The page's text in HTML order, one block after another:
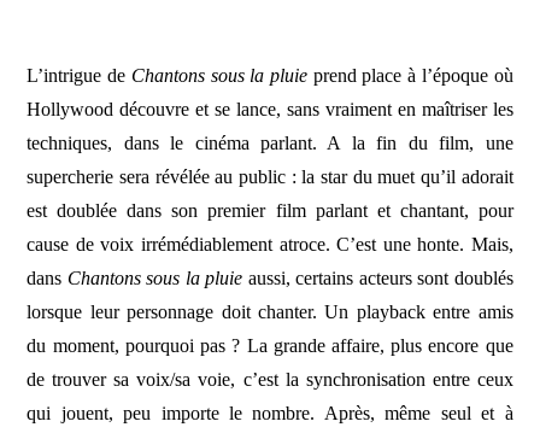
L’intrigue de Chantons sous la pluie prend place à l’époque où
Hollywood découvre et se lance, sans vraiment en maîtriser les
techniques, dans le cinéma parlant. A la fin du film, une
supercherie sera révélée au public : la star du muet qu’il adorait
est doublée dans son premier film parlant et chantant, pour
cause de voix irrémédiablement atroce. C’est une honte. Mais,
dans Chantons sous la pluie aussi, certains acteurs sont doublés
lorsque leur personnage doit chanter. Un playback entre amis
du moment, pourquoi pas ? La grande affaire, plus encore que
de trouver sa voix/sa voie, c’est la synchronisation entre ceux
qui jouent, peu importe le nombre. Après, même seul et à